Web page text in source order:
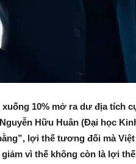
xuống 10% mở ra dư địa tích
Hữu Huân (Đại học
lợi thế tương đối mà
vì thế không còn là lợi